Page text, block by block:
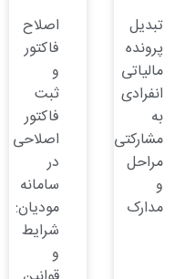
تبدیل
پرونده
مالیاتی
انفرادی
به
مشارکتی:
مراحل
و
مدارک
اصلاح
فاکتور
و
ثبت
فاکتور
اصلاحی
در
سامانه
مودیان:
شرایط
و